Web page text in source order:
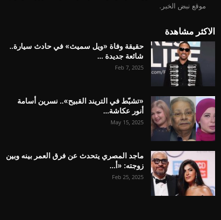
موقع نبض الخبر.
الاكثر مشاهدة
حقيقة وفاة «ويل سميث» في حادث سيارة..
شائعة جديدة ...
Feb 7, 2025
«تشبّط في التريند القبيح».. نسرين أسامة
أنور عكاشة...
May 15, 2025
ماجد المصري يتحدث عن فرق العمر بينه وبين
زوجته: «أ...
Feb 25, 2025